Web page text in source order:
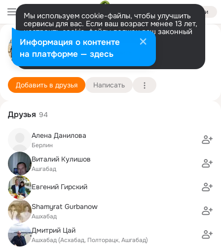
Войти
Мы используем cookie-файлы, чтобы улучшить
сервисы для вас. Если ваш возраст менее 13 лет,
настроить cookie-файлы должен ваш законный
представитель. Больше информации
Разрешить все Настроить
Сергей Гирский
Киль 24 августа (48 лет)
Подробнее
Добавить в друзья Написать
Друзья 94
Алена Данилова
Берлин
Виталий Кулишов
Ашгабад
Евгений Гирский
Shamyrat Gurbanow
Ашхабад
Дмитрий Цай
Ашхабад (Асхабад, Полторацк, Ашгабад)
Информация о контенте
на платформе — здесь